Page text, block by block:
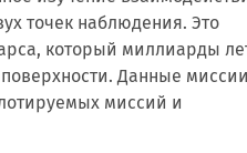
точек наблюдения. Это
который миллиарды
Данные миссии
миссий и